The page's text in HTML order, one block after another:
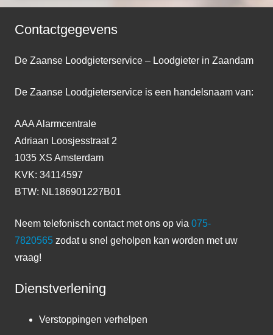
Contactgegevens
De Zaanse Loodgieterservice – Loodgieter in Zaandam
De Zaanse Loodgieterservice is een handelsnaam van:
AAA Alarmcentrale
Adriaan Loosjesstraat 2
1035 XS Amsterdam
KVK: 34114597
BTW: NL186901227B01
Neem telefonisch contact met ons op via 075-
7820565 zodat u snel geholpen kan worden met uw
vraag!
Dienstverlening
Verstoppingen verhelpen